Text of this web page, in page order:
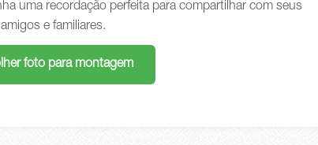
uma recordação perfeita para compartilhar com seus
amigos e familiares.
foto para montagem